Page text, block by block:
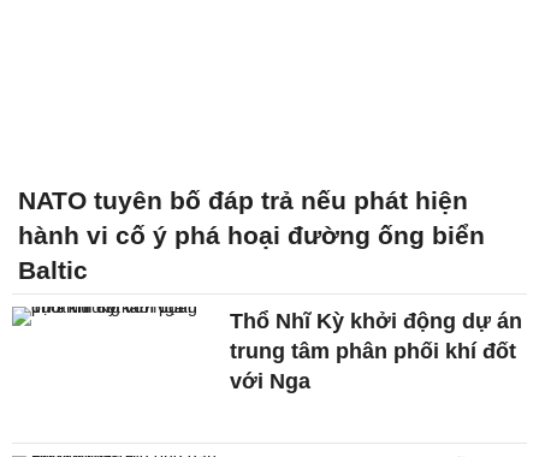
NATO tuyên bố đáp trả nếu phát hiện
hành vi cố ý phá hoại đường ống biển
Baltic
Thổ Nhĩ Kỳ khởi động dự án
trung tâm phân phối khí đốt
với Nga